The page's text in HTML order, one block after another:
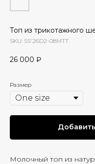
Топ из трикотажного
SKU: SS'26D2-08MTT
26 000 ₽
Размер
Молочный топ из